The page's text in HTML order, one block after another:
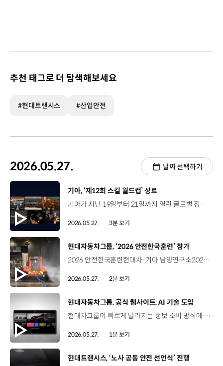
추천 태그로 더 탐색해보세요
#현대트랜시스 #산업안전
2026.05.27. 날짜 선택하기
[동영상]
기아, ‘제12회 스킬 월드컵’ 성료
기아가 지난 19일부터 21일까지 열린 글로벌 정비 기술 경진대회, ‘제12회 기아 스킬 월드컵’을 성황리에 마무리했습니다. 스킬 월드컵은 지난 2002년부터 해외 우수 정비사 발굴 및 정비 기술력 향상을 위해 2년마다 개최되고 있는데요. 소피텔 앰배서더 서울 및 기아 오산교육센터 등에서 진행된 이번 행사에는 각국 예선을 통해 선발된 40개국 42명의 대표 정비사가 참가해 실력을 겨뤘습니다. 칸타라주 라마크리슈나 정비사 / Kia India스킬 월드컵 참가를 위해 처음으로 한국을 찾았는데 정말 기대됩니다. 인도에서 충분히 연습하고 준비해온 만큼 자신감 있게 대회에 임하려고 합니다. 이번 대회에서는 엔진, 섀시, 전장에 대한 정비 이론 필기시험은 물론, 차량 및 단품 종합평가 실기 시험이 함께 치러졌는데요. 특히 올해는 필기 문항에 EV 관련 평가 항목을 최초로 도입하고, 실기 평가 대상 차종을 확대하는 등 전동화 시대에 걸맞은 기술 경쟁력 강화에 나섰습니다. 이번 행사에서는 영국의 톰 샤플스 정비사가 금상을 수상한 것을 비롯해, 총 12명의 정비사가 각각 은상과 동상, 장려상을 수상했습니다. 톰 샤플스 정비사 / Kia UK이번 대회에 참가할 수 있었던 것만으로도 정말 큰 자부심을 느낍니다. 한 주 동안 뜻깊은 시간을 보냈고, 기대 이상의 성과까지 거둘 수 있어 더욱 기쁩니다. 영국에 있는 딜러사에서 많은 지원을 해준 덕분에 다양한 진단 작업을 경험하며 실력을 키울 수 있었습니다. 전 세계 기아 정비사 여러분, 앞으로도 늘 배우는 자세로 최대한 많은 것을 익히고, 스스로의 한계를 계속 넘어가길 바랍니다. 아울러 기아는 참가자들을 대상으로 한국 문화를 체험할 수 있는 프로그램을 제공해 큰 호응을 얻었는데요. 데이비드 웨스턴 참관인 / Kia UK한국 음식도 정말 맛있고 사람들도 친절해서 인상 깊었습니다. 참가자들이 단순히 경쟁만 하는 것이 아니라 대회를 함께 즐기며 친구를 사귀고 서로 교류할 수 있었다는 점도 좋았습니다. 그런 경험들이 각자의 커리어에서 더 큰 동기와 자신감으로 이어질 거라고 생각합니다. 기아는 앞으로도 전동화 시대에 부합하는 정비 역량을 강화하고, 고객에게 한층 향상된 서비스 경험을 제공할 예정입니다. 정비사(기아 스킬 월드컴 참가자 일동) Kia! Skill World Cup!
2026.05.27. 3분 보기
[동영상]
현대자동차그룹, ‘2026 안전한국훈련’ 참가
2026 안전한국훈련현대차·기아 남양연구소2026년 5월 21일(목) 화성시 주관 남양연구소에서 진행된 ‘2026 안전한국훈련’ 재난 상황을 가정한 대규모 민관 합동 훈련 현대차그룹, 화성시청, 화성소방서 등 민관 11개 기관 150여 명 참석 훈련 시나리오 - 지진으로 인한 건물 붕괴, 위험물 누출 등 복합 재난 상황 발생 지진 경보를 접수한 사내 소방대가 도착하여 인명 구조를 준비하고 있습니다. 남양연구소 - 자위소방대의 초기대응 후 도착한 화성소방서 관통형 전기차 화재 진압 장비 ‘EV 드릴 랜스’ 활용해 전기버스 화재에 대응 EV 드릴 랜스 - 배터리 팩에 구멍을 뚫고 직접 물을 분사하는 장비 이번 훈련의 또 다른 주인공 지난 2월, 소방청에 기증한 차세대 화재 대응 모빌리티 설루션 ‘무인소방로봇’ 지진으로 붕괴 우려가 있는 건물에 진입 소방관후진 소방관다시 앞으로 조금만 갈게요 소방관 (무전으로) 대기. 대기. 대기 무인소방로봇중앙119구조본부 무인소방로봇 차량입니다. 차량 뒤쪽의 호스를 따라가면 탈출구가 있습니다. 화재 진압 및 현장 상황 확인 임무 성공적으로 수행 훈련 과정에서 보여준 ‘무인소방로봇’의 활약 노인호 실장 / 현대차·기아 안전환경관리2실오늘 소방방재 신기술인 ‘무인소방로봇’과 ‘EV 드릴 랜스’ 시연은 미래형 복합 재난을 진압하는 새로운 패러다임을 보여주고 있습니다. 현대차∙기아 남양연구소 역시 사회적 책임감을 다하기 위해 그에 맞는 신기술 적용과 비상대응 체계를 갖추고 임직원의 안전뿐 아니라 시민의 인명피해를 저감할 수 있도록 지속적으로 노력하겠습니다. 공공안전을 위해 유관 기관과 협력을 이어가는 현대차그룹 “사람을 먼저 생각하는 기술로 안전한 재난 대응에 앞장섭니다”
2026.05.27. 2분 보기
[동영상]
현대자동차그룹, 공식 웹사이트, AI 기술 도입
현대차그룹이 빠르게 달라지는 정보 소비 방식에 발맞춰, 공식 웹사이트에 AI 기능을 새롭게 도입했습니다. 먼저, 뉴스 콘텐츠에는 ‘AI 핵심 요약’ 기능을 적용해 본문의 맥락을 짚어주고, 읽는 것을 넘어 들을 수 있는 ‘오디오 콘텐츠’로도 함께 제공해 정보를 접하는 시간과 장소를 확장했습니다. 또한 사용자의 관심사에 따라 관련성이 높은 콘텐츠를 추천하는 ‘스마트 픽’과 생성형 AI가 공식 웹사이트의 정보를 더 정확하게 이해하고 답변에 활용할 수 있도록 ‘GEO’도 도입됐는데요. 직관적인 디자인을 통해, 더 풍성해진 콘텐츠를 쉽게 접근할 수 있도록 해 활용도를 높인 것이 특징입니다. 현대차그룹은 앞으로도 사용자가 필요한 정보를 보다 편리하게 이용할 수 있도록 웹사이트 경험을 지속적으로 발전시켜 나갈 계획입니다.
2026.05.27. 1분 보기
[동영상]
현대트랜시스, ‘노사 공동 안전 선언식’ 진행